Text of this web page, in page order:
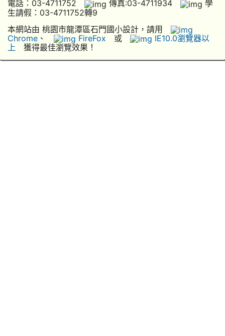
電話：03-4711752
傳真:03-4711934
學
生請假：03-4711752轉9
本網站由 桃園市龍潭區石門國小設計，請用
Chrome 、 FireFox 或
IE10.0瀏覽器以
上 獲得最佳瀏覽效果！